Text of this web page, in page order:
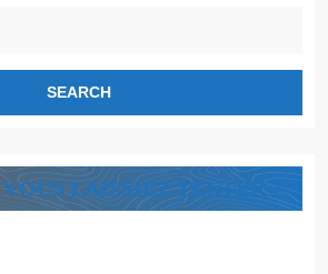
LAISSIEZ TENTER ?